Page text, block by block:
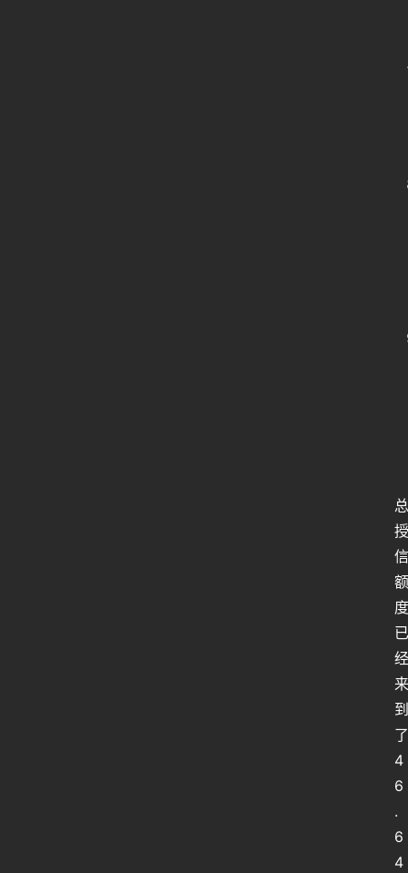
总
授
信
额
度
已
经
来
到
了
4
6
.
6
4